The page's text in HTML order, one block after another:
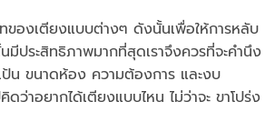
ของเตียงแบบต่างๆ ดังนั้นเพื่อให้การหลับ
ประสิทธิภาพมากที่สุดเราจึงควรที่จะคำนึง
ป้น ขนาดห้อง ความต้องการ และงบ
ว่าอยากได้เตียงแบบไหน ไม่ว่าจะ ขาโปร่ง